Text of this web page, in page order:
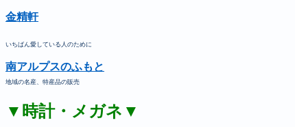
金精軒
いちばん愛している人のために
南アルプスのふもと
地域の名産、特産品の販売
▼時計・メガネ▼